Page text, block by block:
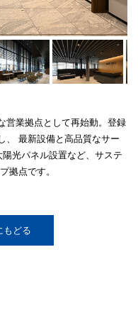
営業拠点として再始動。登録
最新設備と高品質なサー
光パネル設置など、サステ
拠点です。
もどる